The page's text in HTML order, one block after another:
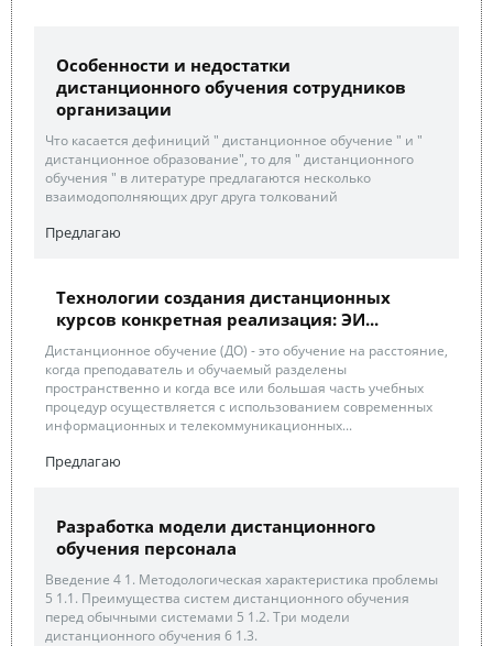
Особенности и недостатки
дистанционного обучения сотрудников
организации
Что касается дефиниций " дистанционное обучение " и "
дистанционное образование", то для " дистанционного
обучения " в литературе предлагаются несколько
взаимодополняющих друг друга толкований
Предлагаю
Технологии создания дистанционных
курсов конкретная реализация: ЭИ...
Дистанционное обучение (ДО) - это обучение на расстояние,
когда преподаватель и обучаемый разделены
пространственно и когда все или большая часть учебных
процедур осуществляется с использованием современных
информационных и телекоммуникационных...
Предлагаю
Разработка модели дистанционного
обучения персонала
Введение 4 1. Методологическая характеристика проблемы
5 1.1. Преимущества систем дистанционного обучения
перед обычными системами 5 1.2. Три модели
дистанционного обучения 6 1.3.